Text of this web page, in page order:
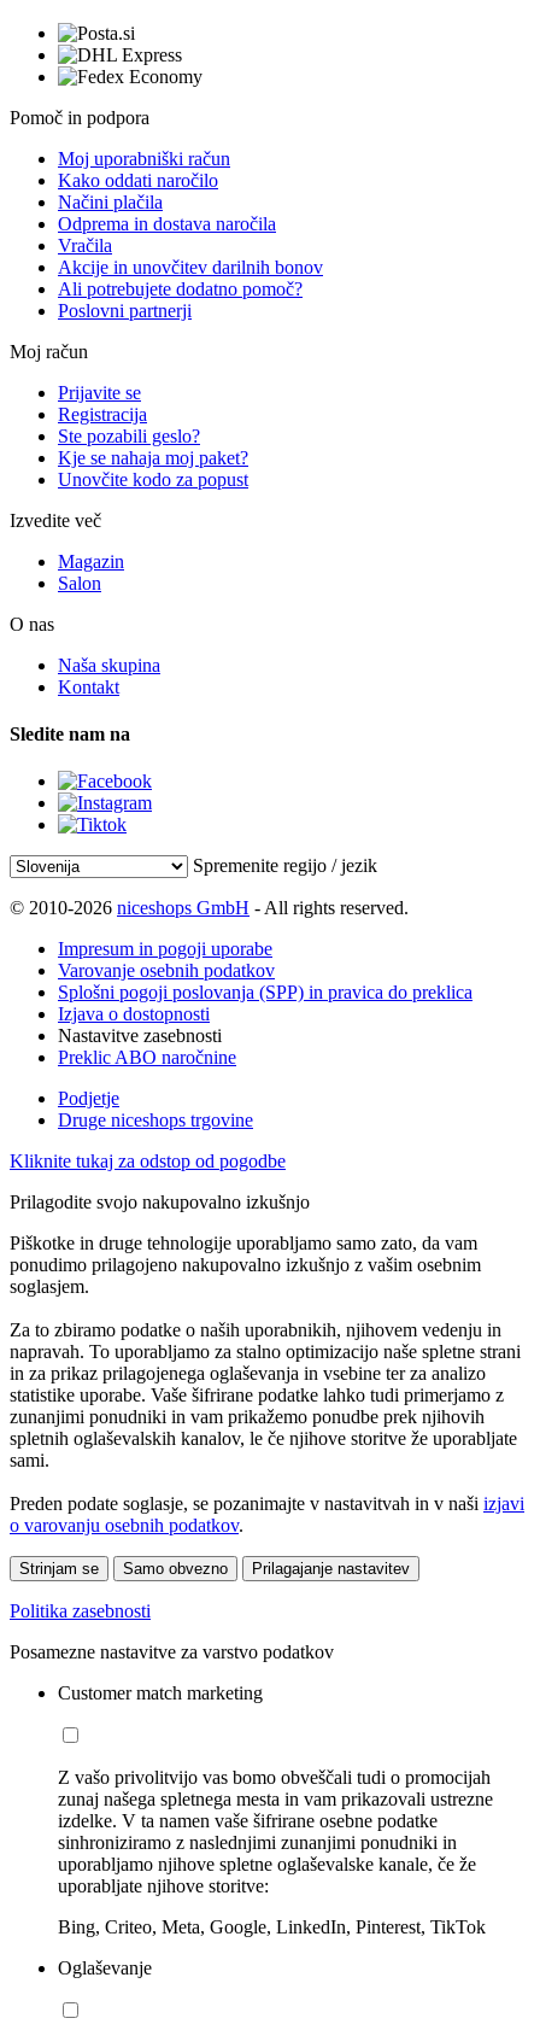
Pomoč in podpora
Moj uporabniški račun
Kako oddati naročilo
Načini plačila
Odprema in dostava naročila
Vračila
Akcije in unovčitev darilnih bonov
Ali potrebujete dodatno pomoč?
Poslovni partnerji
Moj račun
Prijavite se
Registracija
Ste pozabili geslo?
Kje se nahaja moj paket?
Unovčite kodo za popust
Izvedite več
Magazin
Salon
O nas
Naša skupina
Kontakt
Sledite nam na
Spremenite regijo / jezik
© 2010-2026 niceshops GmbH - All rights reserved.
Impresum in pogoji uporabe
Varovanje osebnih podatkov
Splošni pogoji poslovanja (SPP) in pravica do preklica
Izjava o dostopnosti
Nastavitve zasebnosti
Preklic ABO naročnine
Podjetje
Druge niceshops trgovine
Kliknite tukaj za odstop od pogodbe
Prilagodite svojo nakupovalno izkušnjo
Piškotke in druge tehnologije uporabljamo samo zato, da vam
ponudimo prilagojeno nakupovalno izkušnjo z vašim osebnim
soglasjem.
Za to zbiramo podatke o naših uporabnikih, njihovem vedenju in
napravah. To uporabljamo za stalno optimizacijo naše spletne strani
in za prikaz prilagojenega oglaševanja in vsebine ter za analizo
statistike uporabe. Vaše šifrirane podatke lahko tudi primerjamo z
zunanjimi ponudniki in vam prikažemo ponudbe prek njihovih
spletnih oglaševalskih kanalov, le če njihove storitve že uporabljate
sami.
Preden podate soglasje, se pozanimajte v nastavitvah in v naši izjavi
o varovanju osebnih podatkov.
Strinjam se Samo obvezno Prilagajanje nastavitev
Politika zasebnosti
Posamezne nastavitve za varstvo podatkov
Customer match marketing
Z vašo privolitvijo vas bomo obveščali tudi o promocijah
zunaj našega spletnega mesta in vam prikazovali ustrezne
izdelke. V ta namen vaše šifrirane osebne podatke
sinhroniziramo z naslednjimi zunanjimi ponudniki in
uporabljamo njihove spletne oglaševalske kanale, če že
uporabljate njihove storitve:
Bing, Criteo, Meta, Google, LinkedIn, Pinterest, TikTok
Oglaševanje